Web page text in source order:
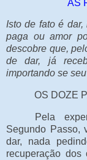
AS
Isto de fato é
paga ou amor
descobre que,
de dar, já
importando se
OS DOZE
Pela
Segundo Passo,
dar, nada
recuperação